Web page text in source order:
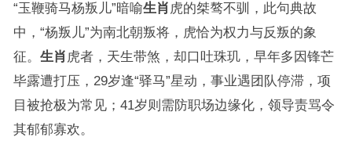
“玉鞭骑马杨叛儿”暗喻生肖 虎的桀骜不驯，此句典故
中，“杨叛儿”为南北朝叛将，虎恰为权力与反叛的象
征。 生肖 虎者，天生带煞，却口吐珠玑，早年多因锋芒
毕露遭打压，29岁逢“驿马”星动，事业遇团队停滞，项
目被抢极为常见；41岁则需防职场边缘化，领导责骂令
其郁郁寡欢。